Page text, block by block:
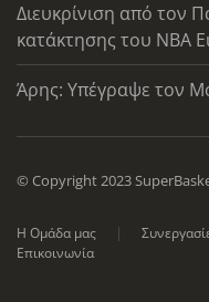
Διευκρίνιση από τον
κατάκτησης του ΝΒΑ
Άρης: Υπέγραψε τον
© Copyright 2023
Η Ομάδα μας
Επικοινωνία